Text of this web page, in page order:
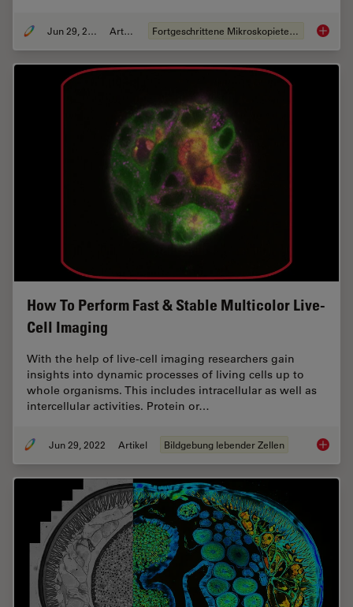
Jun 29, 2022 Artikel Fortgeschrittene Mikroskopietechniken 3D
How To Perform Fast & Stable Multicolor Live-
Cell Imaging
With the help of live-cell imaging researchers gain
insights into dynamic processes of living cells up to
whole organisms. This includes intracellular as well as
intercellular activities. Protein or…
Jun 29, 2022 Artikel Bildgebung lebender Zellen How